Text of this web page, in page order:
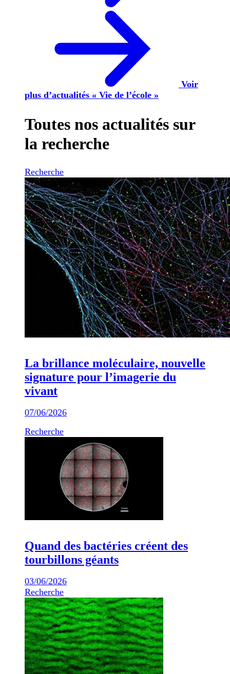
Voir
plus d’actualités « Vie de l’école »
Toutes nos actualités sur
la recherche
Recherche
La brillance moléculaire, nouvelle
signature pour l’imagerie du
vivant
07/06/2026
Recherche
Quand des bactéries créent des
tourbillons géants
03/06/2026
Recherche